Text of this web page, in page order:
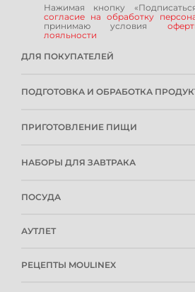
ДЛЯ ПОКУПАТЕЛЕЙ
РЕМОНТОПРИГОДНОСТЬ
РОЗНИЧНЫЕ МАГАЗИНЫ
КОНТАКТЫ И РЕКВИЗИТЫ
УСЛОВИЯ ДОСТАВКИ
ПУБЛИЧНАЯ ОФЕРТА
ПОДГОТОВКА И ОБРАБОТКА
СТАЦИОНАРНЫЕ БЛЕНДЕРЫ
МЯСОРУБКИ
МИКСЕРЫ
ПРИГОТОВЛЕНИЕ ПИЩИ
МИНИ-ПЕЧИ
МУЛЬТИВАРКИ
НАБОРЫ ДЛЯ ЗАВТРАКА
ЧАЙНИКИ
ПОСУДА
АУТЛЕТ
РЕЦЕПТЫ MOULINEX
Нажимая кнопку
согласие на обработку
принимаю условия
лояльности